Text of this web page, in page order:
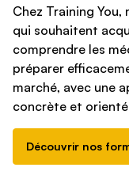
Chez Training
qui souhaitent
comprendre les
préparer
marché, avec une
concrète et
Découvrir nos